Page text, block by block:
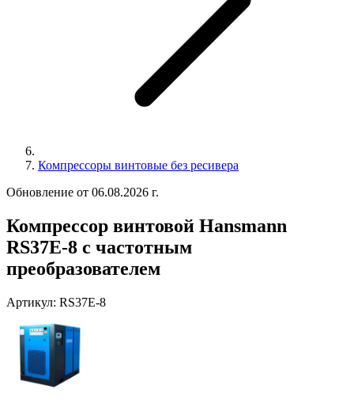
Компрессоры винтовые без ресивера
Обновление от 06.08.2026 г.
Компрессор винтовой Hansmann
RS37E-8 с частотным
преобразователем
Артикул: RS37E-8